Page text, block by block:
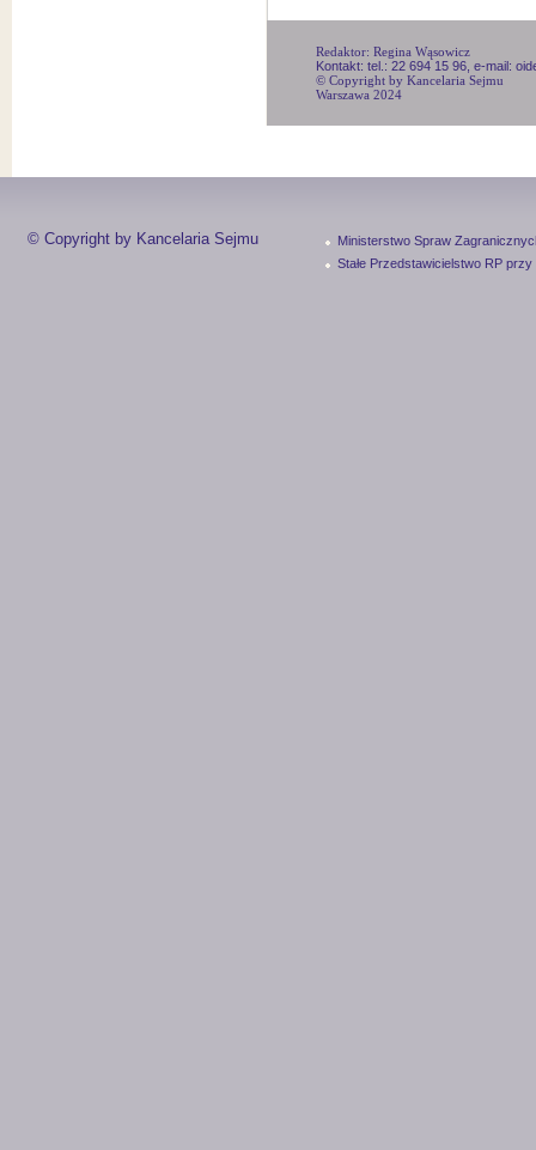
Redaktor: Regina Wąsowicz
Kontakt: tel.: 22 694 15 96, e-mail:
© Copyright by Kancelaria Sejmu
Warszawa 2024
© Copyright by Kancelaria Sejmu
Ministerstwo Spraw
Stałe Przedstawicielstwo RP przy